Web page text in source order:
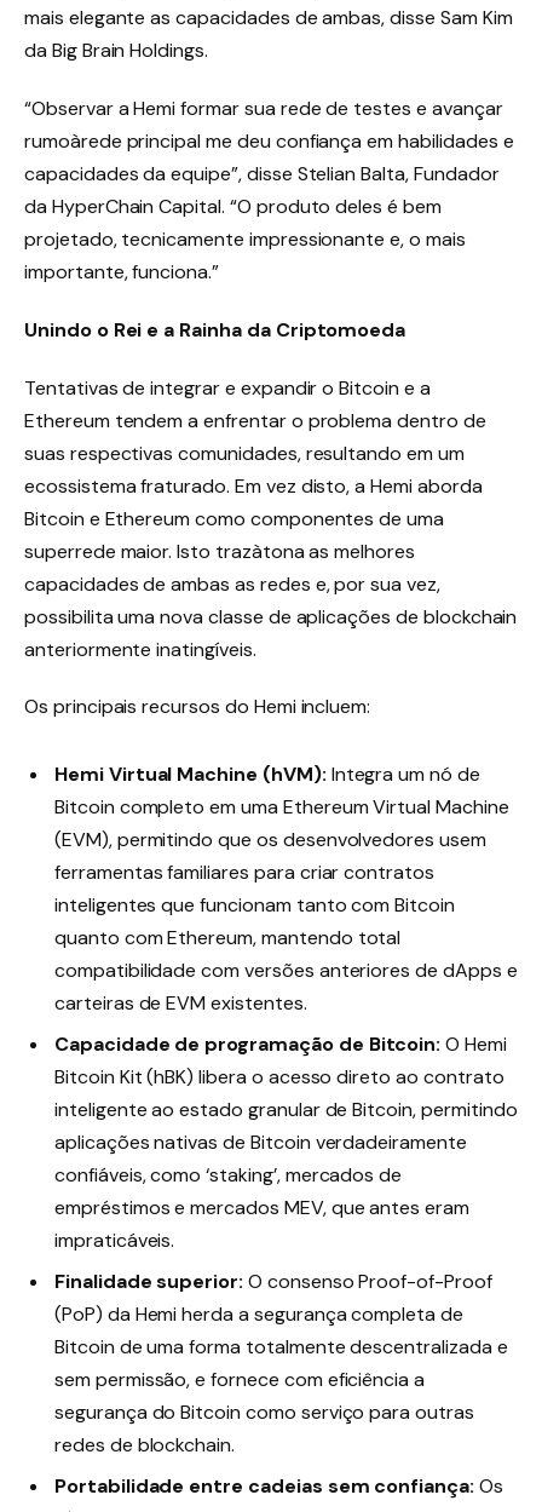
mais elegante as capacidades de ambas, disse Sam Kim
da Big Brain Holdings.
“Observar a Hemi formar sua rede de testes e avançar
rumoàrede principal me deu confiança em habilidades e
capacidades da equipe”, disse Stelian Balta, Fundador
da HyperChain Capital. “O produto deles é bem
projetado, tecnicamente impressionante e, o mais
importante, funciona.”
Unindo o Rei e a Rainha da Criptomoeda
Tentativas de integrar e expandir o Bitcoin e a
Ethereum tendem a enfrentar o problema dentro de
suas respectivas comunidades, resultando em um
ecossistema fraturado. Em vez disto, a Hemi aborda
Bitcoin e Ethereum como componentes de uma
superrede maior. Isto trazàtona as melhores
capacidades de ambas as redes e, por sua vez,
possibilita uma nova classe de aplicações de blockchain
anteriormente inatingíveis.
Os principais recursos do Hemi incluem:
Hemi Virtual Machine (hVM): Integra um nó de
Bitcoin completo em uma Ethereum Virtual Machine
(EVM), permitindo que os desenvolvedores usem
ferramentas familiares para criar contratos
inteligentes que funcionam tanto com Bitcoin
quanto com Ethereum, mantendo total
compatibilidade com versões anteriores de dApps e
carteiras de EVM existentes.
Capacidade de programação de Bitcoin: O Hemi
Bitcoin Kit (hBK) libera o acesso direto ao contrato
inteligente ao estado granular de Bitcoin, permitindo
aplicações nativas de Bitcoin verdadeiramente
confiáveis, como ‘staking’, mercados de
empréstimos e mercados MEV, que antes eram
impraticáveis.
Finalidade superior: O consenso Proof-of-Proof
(PoP) da Hemi herda a segurança completa de
Bitcoin de uma forma totalmente descentralizada e
sem permissão, e fornece com eficiência a
segurança do Bitcoin como serviço para outras
redes de blockchain.
Portabilidade entre cadeias sem confiança: Os